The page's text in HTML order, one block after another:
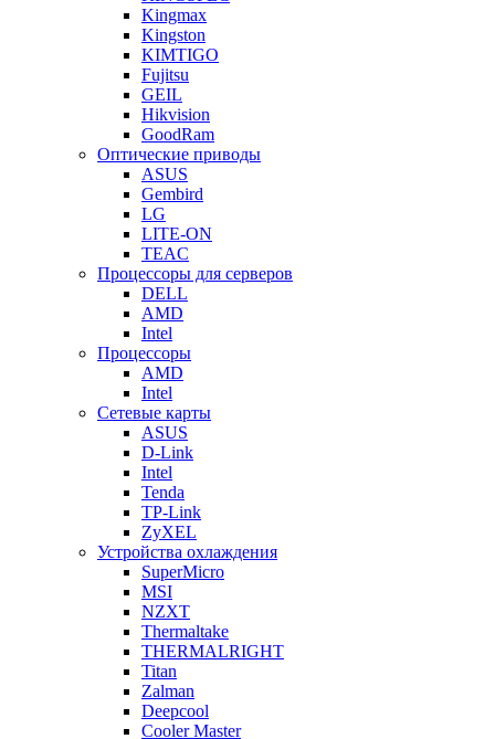
Kingmax
Kingston
KIMTIGO
Fujitsu
GEIL
Hikvision
GoodRam
Оптические приводы
ASUS
Gembird
LG
LITE-ON
TEAC
Процессоры для серверов
DELL
AMD
Intel
Процессоры
AMD
Intel
Сетевые карты
ASUS
D-Link
Intel
Tenda
TP-Link
ZyXEL
Устройства охлаждения
SuperMicro
MSI
NZXT
Thermaltake
THERMALRIGHT
Titan
Zalman
Deepcool
Cooler Master